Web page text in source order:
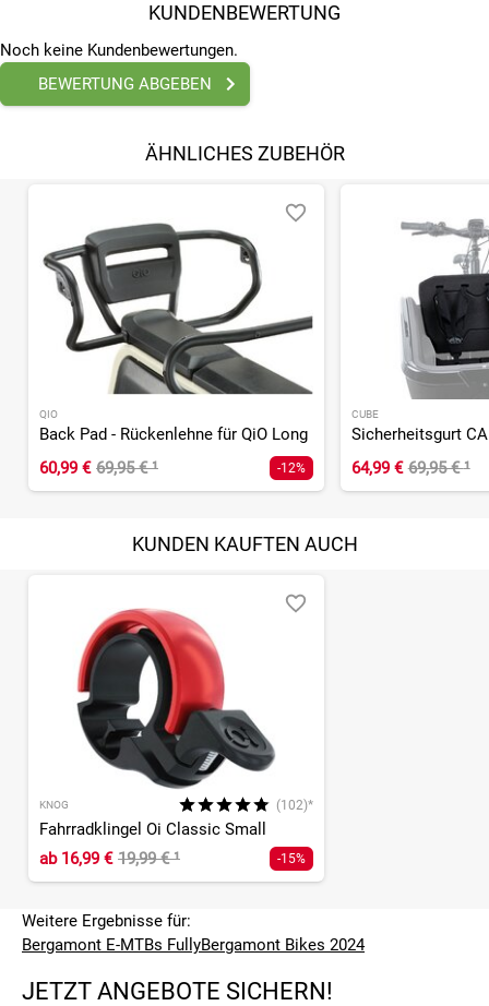
KUNDENBEWERTUNG
Noch keine Kundenbewertungen.
BEWERTUNG ABGEBEN
ÄHNLICHES ZUBEHÖR
QIO
Back Pad - Rückenlehne für QiO Long
60,99 € 69,95 €¹ -12%
CUBE
Sicherheitsgurt
64,99 € 69,95 €¹
KUNDEN KAUFTEN AUCH
KNOG (102)*
Fahrradklingel Oi Classic Small
ab16,99 € 19,99 €¹ -15%
Weitere Ergebnisse für:
Bergamont E-MTBs FullyBergamont Bikes 2024
JETZT ANGEBOTE SICHERN!